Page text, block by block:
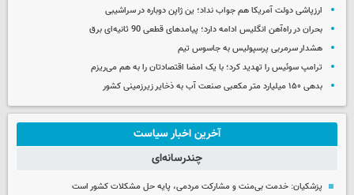
ارزپاشی دولت آمریکا هم جواب نداد؛ ین ژاپن دوباره در سراشیبی
بحران در راه‌آهن انگلیس ادامه دارد؛ پیامدهای قطعی 90 ثانیه‌ای برق
هشدار سرمربی پرسپولیس به جاسوس تیم
ترامپ سوئیس را تهدید کرد؛ با یک امضا اقتصادتان را به هم می‌ریزم
بدهی ۱۵۰ میلیارد متر مکعبی صنعت آب به ذخایر زیرزمینی کشور
آخرین اخبار سیاست
چندرسانه‌ای
پزشکیان: خدمت بی‌منت و مشارکت مردمی، پایه حل مشکلات کشور است